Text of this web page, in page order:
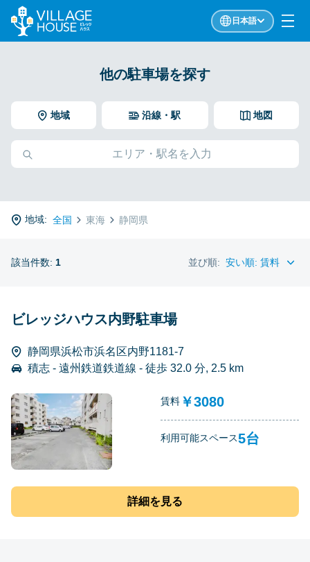
日本語
他の駐車場を探す
地域 地図
沿線・駅
地域: 全国 東海 静岡県
該当件数: 1 並び順:
ビレッジハウス内野駐車場
静岡県浜松市浜名区内野1181-7
積志 - 遠州鉄道鉄道線 - 徒歩 32.0 分, 2.5 km
賃料 ￥3080
利用可能スペース5台
詳細を見る